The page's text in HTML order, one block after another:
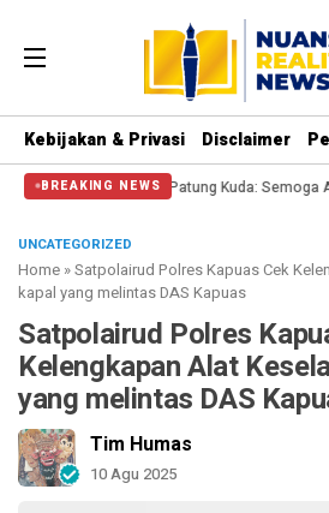
Kebijakan & Privasi Disclaimer
BREAKING NEWS
di Patung Kuda: Semoga Aparat Punya
UNCATEGORIZED
Home »Satpolairud Polres Kapuas Cek
kapal yang melintas DAS Kapuas
Satpolairud Polres
Kelengkapan Alat
yang melintas DAS
Tim Humas
10 Agu 2025